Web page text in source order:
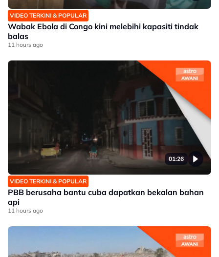
VIDEO TERKINI & POPULAR
Wabak Ebola di Congo kini melebihi kapasiti tindak
balas
11 hours ago
01:26
VIDEO TERKINI & POPULAR
PBB berusaha bantu cuba dapatkan bekalan bahan
api
11 hours ago